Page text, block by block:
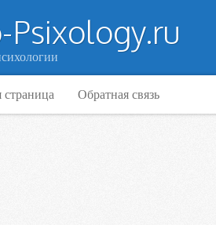
Psixology.ru
страница Обратная связь